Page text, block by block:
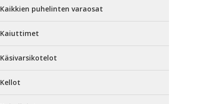
Kaikkien puhelinten varaosat
Kaiuttimet
Käsivarsikotelot
Kellot